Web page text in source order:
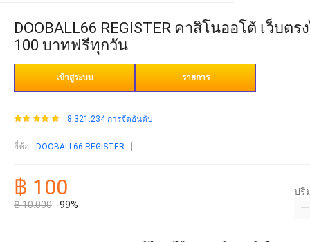
DOOBALL66 REGISTER คาสิโนออโต้ เว็บ
100 บาทฟรีทุกวัน
เข้าสู่ระบบ รายการ
8.321.234 การจัดอันดับ
ยี่ห้อ: DOOBALL66 REGISTER
฿ 100
฿ 10.000 -99%
ปริ